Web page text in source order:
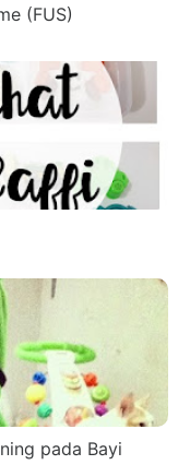
(FUS)
pada Bayi